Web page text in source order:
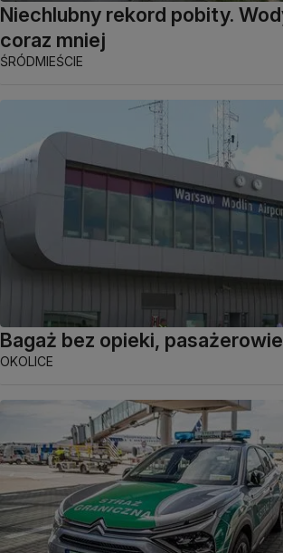
Niechlubny rekord pobity.
coraz mniej
ŚRÓDMIEŚCIE
Bagaż bez opieki,
OKOLICE